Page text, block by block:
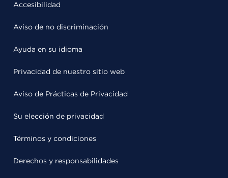
Accesibilidad
Aviso de no discriminación
Ayuda en su idioma
Privacidad de nuestro sitio web
Aviso de Prácticas de Privacidad
Su elección de privacidad
Términos y condiciones
Derechos y responsabilidades